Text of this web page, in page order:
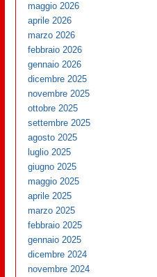
maggio 2026
aprile 2026
marzo 2026
febbraio 2026
gennaio 2026
dicembre 2025
novembre 2025
ottobre 2025
settembre 2025
agosto 2025
luglio 2025
giugno 2025
maggio 2025
aprile 2025
marzo 2025
febbraio 2025
gennaio 2025
dicembre 2024
novembre 2024